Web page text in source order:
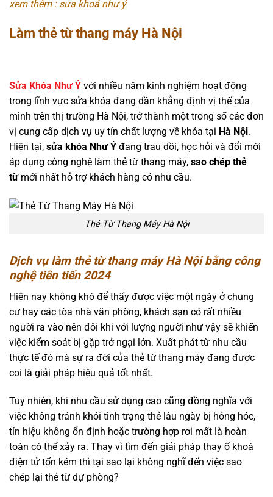
xem thêm : sửa khoá như ý
Làm thẻ từ thang máy Hà Nội
Sửa Khóa Như Ý với nhiều năm kinh nghiệm hoạt động
trong lĩnh vực sửa khóa đang dần khẳng định vị thế của
mình trên thị trường Hà Nội, trở thành một trong số các đơn
vị cung cấp dịch vụ uy tín chất lượng về khóa tại Hà Nội.
Hiện tại, sửa khóa Như Ý đang trau dồi, học hỏi và đổi mới
áp dụng công nghệ làm thẻ từ thang máy, sao chép thẻ
từmới nhất hỗ trợ khách hàng có nhu cầu.
Thẻ Từ Thang Máy Hà Nội
Dịch vụ làm thẻ từ thang máy Hà Nội bằng công
nghệ tiên tiến 2024
Hiện nay không khó để thấy được việc một ngày ở chung
cư hay các tòa nhà văn phòng, khách sạn có rất nhiều
người ra vào nên đôi khi với lượng người như vậy sẽ khiến
việc kiểm soát bị gặp trở ngại lớn. Xuất phát từ nhu cầu
thực tế đó mà sự ra đời của thẻ từ thang máy đang được
coi là giải pháp hiệu quả tốt nhất.
Tuy nhiên, khi nhu cầu sử dụng cao cũng đồng nghĩa với
việc không tránh khỏi tình trạng thẻ lâu ngày bị hỏng hóc,
tín hiệu không ổn định hoặc trường hợp rơi mất là hoàn
toàn có thể xảy ra. Thay vì tìm đến giải pháp thay ổ khoá
điện tử tốn kém thì tại sao lại không nghĩ đến việc sao
chép lại thẻ từ dự phòng?